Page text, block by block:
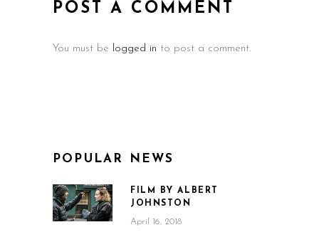
POST A COMMENT
You must be logged in to post a comment.
POPULAR NEWS
FILM BY ALBERT
JOHNSTON
April 16, 2018